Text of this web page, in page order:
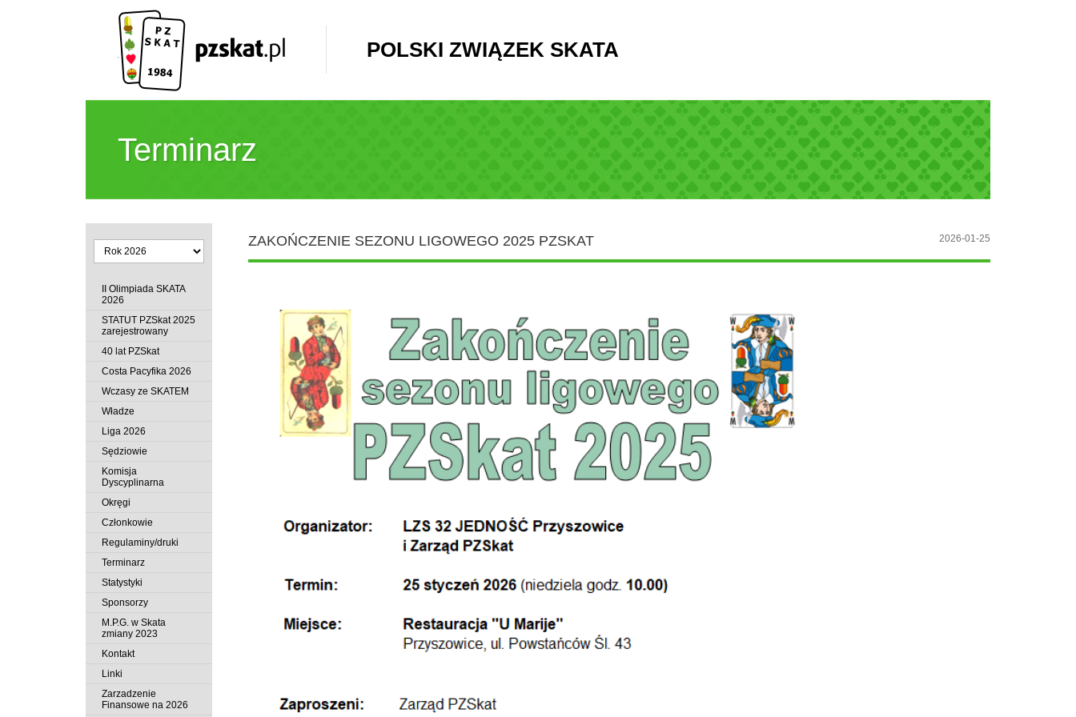
POLSKI ZWIĄZEK SKATA
Terminarz
II Olimpiada SKATA
2026
STATUT PZSkat 2025
zarejestrowany
40 lat PZSkat
Costa Pacyfika 2026
Wczasy ze SKATEM
Władze
Liga 2026
Sędziowie
Komisja
Dyscyplinarna
Okręgi
Członkowie
Regulaminy/druki
Terminarz
Statystyki
Sponsorzy
M.P.G. w Skata
zmiany 2023
Kontakt
Linki
Zarzadzenie
Finansowe na 2026
ZAKOŃCZENIE SEZONU LIGOWEGO 2025 PZSKAT 2026-01-25